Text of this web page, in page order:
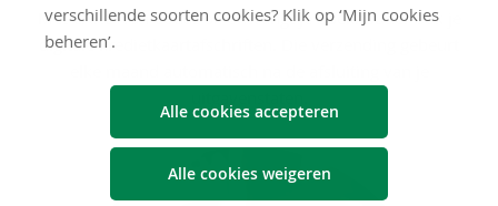
verschillende soorten cookies? Klik op ‘Mijn cookies
beheren’.
Alle cookies accepteren
Alle cookies weigeren
Met CARO van CodaBox ontvangt je boekhouder ook je
digitale kredietkaartafschriften. Die verzending gebeurt